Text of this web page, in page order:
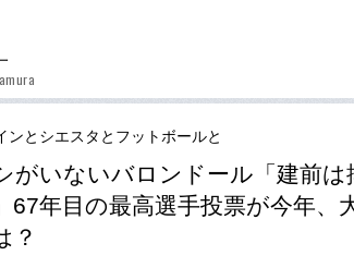
ンとシエスタとフットボールと
がいないバロンドール「建前
67年目の最高選手投票が今年、
？